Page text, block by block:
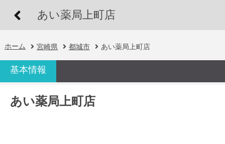
あい薬局上町店
ホーム 宮崎県 都城市 あい薬局上町店
基本情報
あい薬局上町店